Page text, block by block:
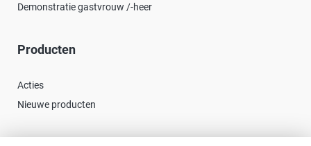
Demonstratie gastvrouw /-heer
Producten
Acties
Nieuwe producten